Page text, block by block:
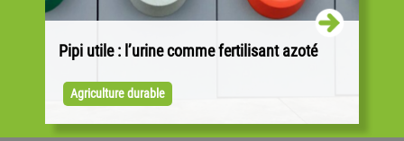
Pipi utile : l’urine comme fertilisant azoté
engrais. Parti d’une simple rénovation de
toilettes, le projet « EKOPI » fédère
aujourd’hui...
Agriculture durable